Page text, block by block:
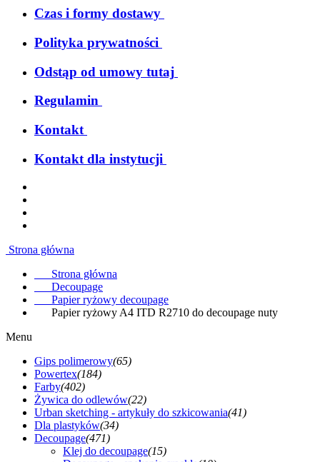
Czas i formy dostawy
Polityka prywatności
Odstąp od umowy tutaj
Regulamin
Kontakt
Kontakt dla instytucji
Strona główna
Strona główna
Decoupage
Papier ryżowy decoupage
Papier ryżowy A4 ITD R2710 do decoupage nuty
Menu
Gips polimerowy(65)
Powertex(184)
Farby(402)
Żywica do odlewów(22)
Urban sketching - artykuły do szkicowania(41)
Dla plastyków(34)
Decoupage(471)
Klej do decoupage(15)